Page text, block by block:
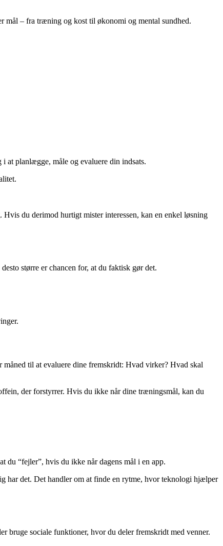
mål – fra træning og kost til økonomi og mental sundhed.
at planlægge, måle og evaluere din indsats.
du derimod hurtigt mister interessen, kan en enkel løsning
større er chancen for, at du faktisk gør det.
til at evaluere dine fremskridt: Hvad virker? Hvad skal
der forstyrrer. Hvis du ikke når dine træningsmål, kan du
du “fejler”, hvis du ikke når dagens mål i en app.
har det. Det handler om at finde en rytme, hvor teknologi hjælper
bruge sociale funktioner, hvor du deler fremskridt med venner.